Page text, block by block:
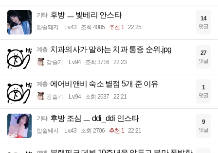
기타 후방 ㅡ 빛베리 안스타
입술돼지 Lv.43 조회 4085 추천 1 22:25
14
댓글
계층 치과의사가 말하는 치과 통증 순위.jpg
강슬기 Lv.94 조회 3716 22:23
27
댓글
계층 에어비앤비 숙소 별점 5개 준 이유
강슬기 Lv.94 조회 2637 22:21
1
댓글
기타 후방 조심 ㅡ ddi_ddi 인스타
입술돼지 Lv.43 조회 2706 추천 1 22:21
9
댓글